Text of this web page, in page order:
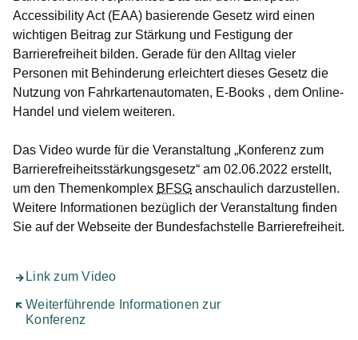
Accessibility Act (EAA) basierende Gesetz wird einen
wichtigen Beitrag zur Stärkung und Festigung der
Barrierefreiheit bilden. Gerade für den Alltag vieler
Personen mit Behinderung erleichtert dieses Gesetz die
Nutzung von Fahrkartenautomaten, E-Books , dem Online-
Handel und vielem weiteren.
Das Video wurde für die Veranstaltung „Konferenz zum
Barrierefreiheitsstärkungsgesetz“ am 02.06.2022 erstellt,
um den Themenkomplex BFSG anschaulich darzustellen.
Weitere Informationen bezüglich der Veranstaltung finden
Sie auf der Webseite der Bundesfachstelle Barrierefreiheit.
Link zum Video
Weiterführende Informationen zur
Konferenz
Öffnet sich in einem neuen Fenster